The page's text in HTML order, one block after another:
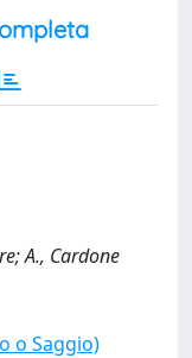
A., Cardone
o Saggio)